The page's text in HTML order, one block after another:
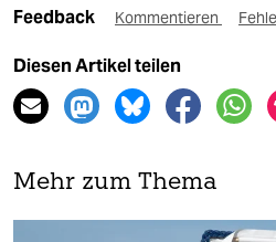
Feedback Kommentieren
Diesen Artikel teilen
Mehr zum Thema